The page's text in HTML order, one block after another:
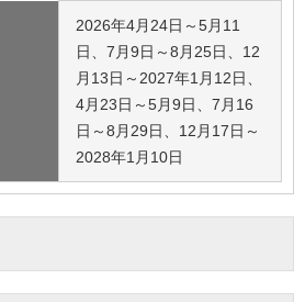
2026年4月24日～5月11
日、7月9日～8月25日、12
月13日～2027年1月12日、
4月23日～5月9日、7月16
日～8月29日、12月17日～
2028年1月10日